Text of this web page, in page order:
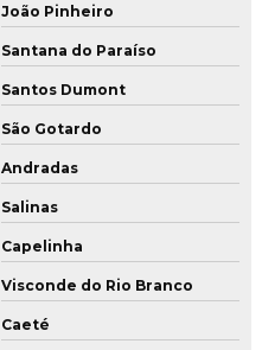
João Pinheiro
Santana do Paraíso
Santos Dumont
São Gotardo
Andradas
Salinas
Capelinha
Visconde do Rio Branco
Caeté